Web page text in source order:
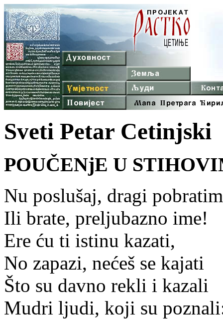
Sveti Petar Cetinjski
POUČENjE U
Nu poslušaj, dragi
Ili brate, preljubazno ime!
Ere ću ti istinu kazati,
No zapazi, nećeš se kajati
Što su davno rekli i kazali
Mudri ljudi, koji su